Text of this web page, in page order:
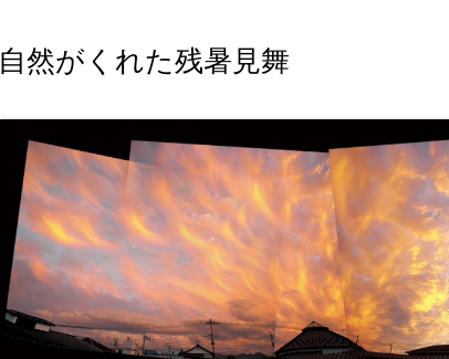
自然がくれた残暑見舞